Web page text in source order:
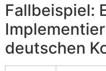
Fallbeispiel:
deutschen